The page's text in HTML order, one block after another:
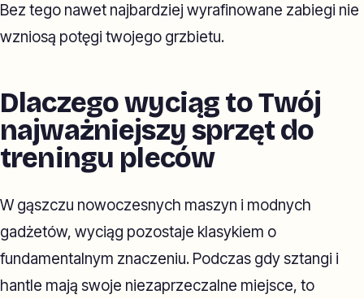
Bez tego nawet najbardziej wyrafinowane zabiegi nie
wzniosą potęgi twojego grzbietu.
Dlaczego wyciąg to Twój
najważniejszy sprzęt do
treningu pleców
W gąszczu nowoczesnych maszyn i modnych
gadżetów, wyciąg pozostaje klasykiem o
fundamentalnym znaczeniu. Podczas gdy sztangi i
hantle mają swoje niezaprzeczalne miejsce, to